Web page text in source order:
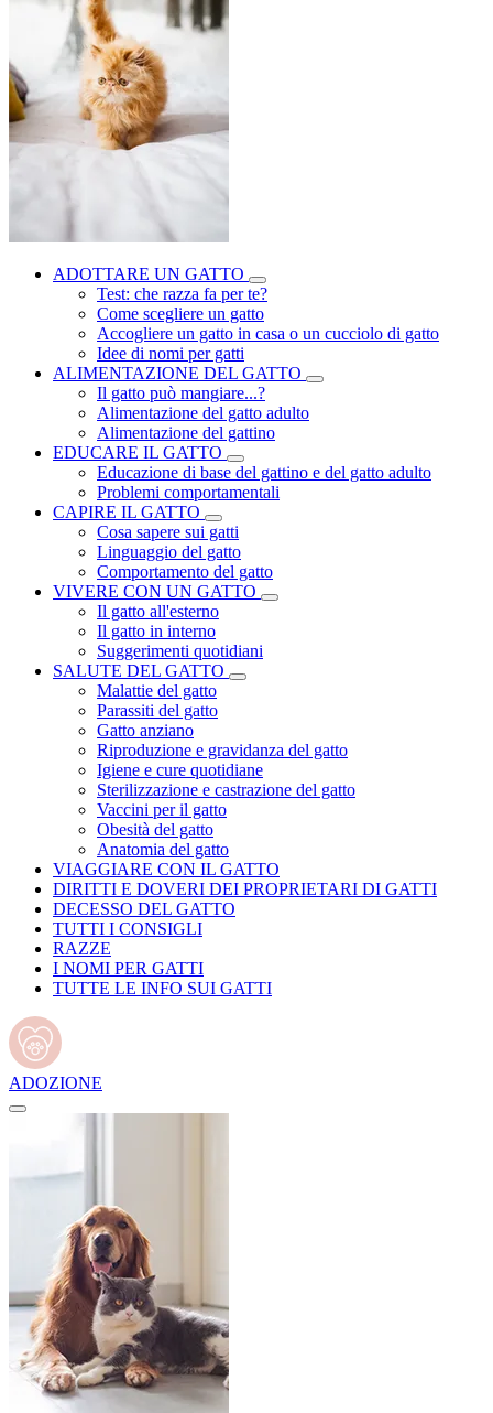
ADOTTARE UN GATTO
Test: che razza fa per te?
Come scegliere un gatto
Accogliere un gatto in casa o un cucciolo di gatto
Idee di nomi per gatti
ALIMENTAZIONE DEL GATTO
Il gatto può mangiare...?
Alimentazione del gatto adulto
Alimentazione del gattino
EDUCARE IL GATTO
Educazione di base del gattino e del gatto adulto
Problemi comportamentali
CAPIRE IL GATTO
Cosa sapere sui gatti
Linguaggio del gatto
Comportamento del gatto
VIVERE CON UN GATTO
Il gatto all'esterno
Il gatto in interno
Suggerimenti quotidiani
SALUTE DEL GATTO
Malattie del gatto
Parassiti del gatto
Gatto anziano
Riproduzione e gravidanza del gatto
Igiene e cure quotidiane
Sterilizzazione e castrazione del gatto
Vaccini per il gatto
Obesità del gatto
Anatomia del gatto
VIAGGIARE CON IL GATTO
DIRITTI E DOVERI DEI PROPRIETARI DI GATTI
DECESSO DEL GATTO
TUTTI I CONSIGLI
RAZZE
I NOMI PER GATTI
TUTTE LE INFO SUI GATTI
ADOZIONE